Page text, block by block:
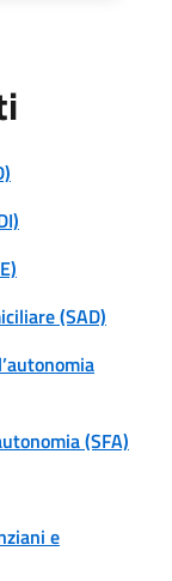
(SAD)
(SFA)
e